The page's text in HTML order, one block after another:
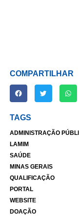
COMPARTILHAR
TAGS
ADMINISTRAÇÃO
LAMIM
SAÚDE
MINAS GERAIS
QUALIFICAÇÃO
PORTAL
WEBSITE
DOAÇÃO